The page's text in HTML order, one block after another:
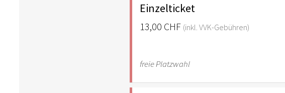
Einzelticket
13,00 CHF (inkl. VVK-Gebühren)
freie Platzwahl